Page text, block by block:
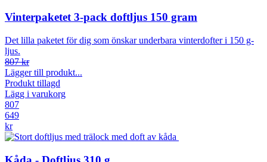
Vinterpaketet 3-pack doftljus 150 gram
Det lilla paketet för dig som önskar underbara vinterdofter i 150 g-
ljus.
807 kr
Lägger till produkt...
Produkt tillagd
Lägg i varukorg
807
649
kr